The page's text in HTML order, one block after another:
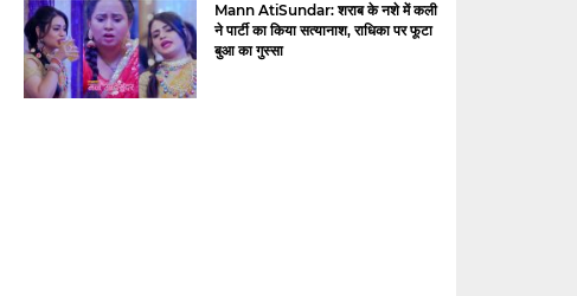
Mann AtiSundar: शराब के नशे में कली
ने पार्टी का किया सत्यानाश, राधिका पर फूटा
बुआ का गुस्सा